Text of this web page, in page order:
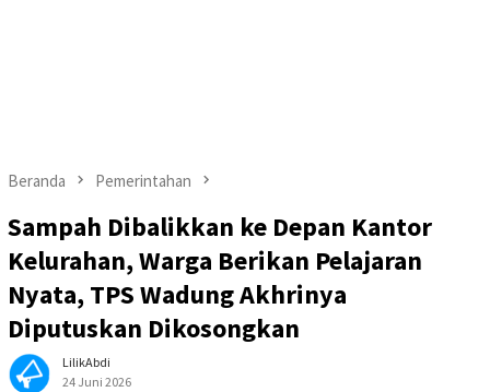
Beranda Pemerintahan
Sampah Dibalikkan ke Depan Kantor
Kelurahan, Warga Berikan Pelajaran
Nyata, TPS Wadung Akhrinya
Diputuskan Dikosongkan
LilikAbdi
24 Juni 2026